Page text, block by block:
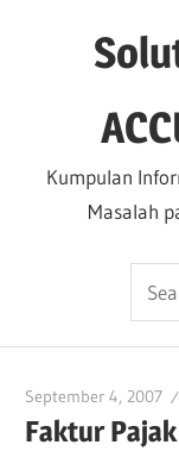
Kumpulan
Masalah
Search
for:
September 4, 2007
Faktur